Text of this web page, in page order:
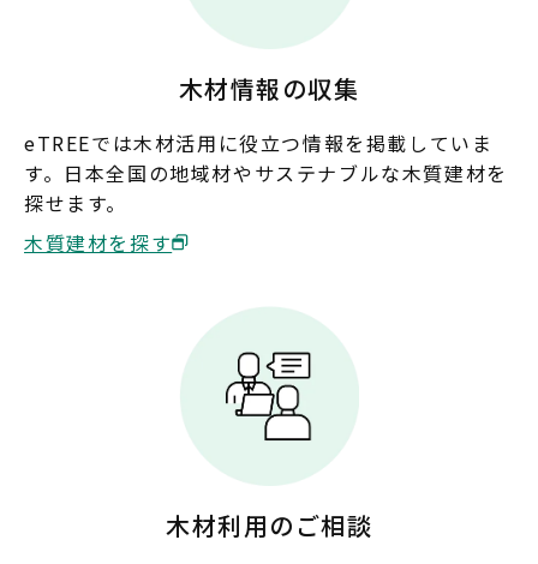
島根 岡山
四国
佐賀 長崎
宮崎
木材情報の収集
eTREEでは木材活用に役立つ情報を掲載していま
す。日本全国の地域材やサステナブルな木質建材を
探せます。
木質建材を探す
木材利用のご相談